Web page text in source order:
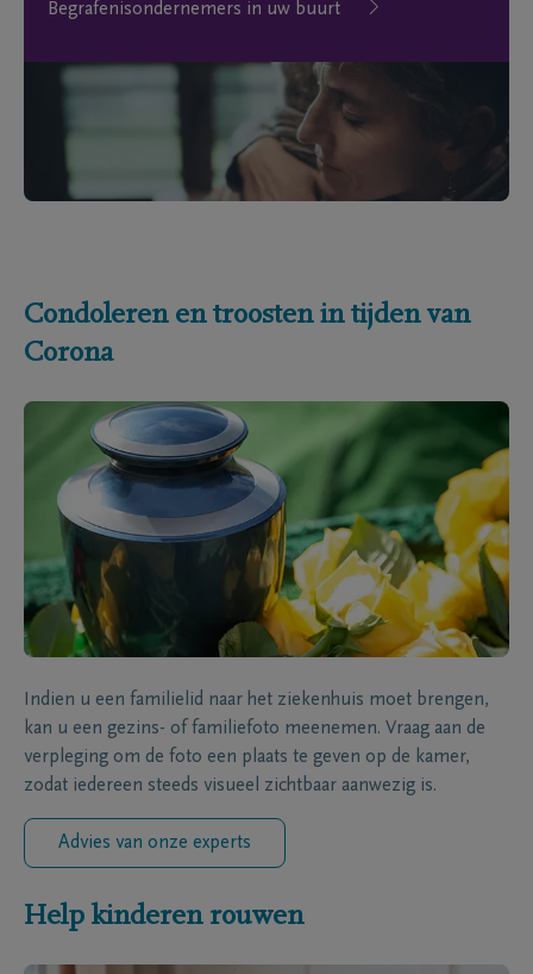
Begrafenisondernemers in uw buurt
Condoleren en troosten in tijden van
Corona
Indien u een familielid naar het ziekenhuis moet brengen,
kan u een gezins- of familiefoto meenemen. Vraag aan de
verpleging om de foto een plaats te geven op de kamer,
zodat iedereen steeds visueel zichtbaar aanwezig is.
Advies van onze experts
Help kinderen rouwen